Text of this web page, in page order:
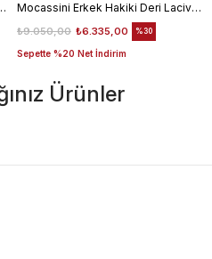
Spor & Sneaker Ayakkabı Mocassini Erkek Hakiki Deri Lacivert Spor & Sneaker Ayakkabı
₺6.335,00
₺9.050,00
Sepette %20 Net İndirim
%30
Ürünler